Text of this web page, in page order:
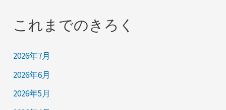
これまでのきろく
2026年7月
2026年6月
2026年5月